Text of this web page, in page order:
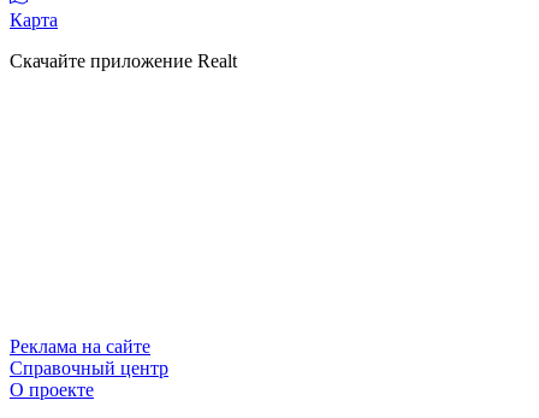
Карта
Скачайте приложение Realt
Реклама на сайте
Справочный центр
О проекте